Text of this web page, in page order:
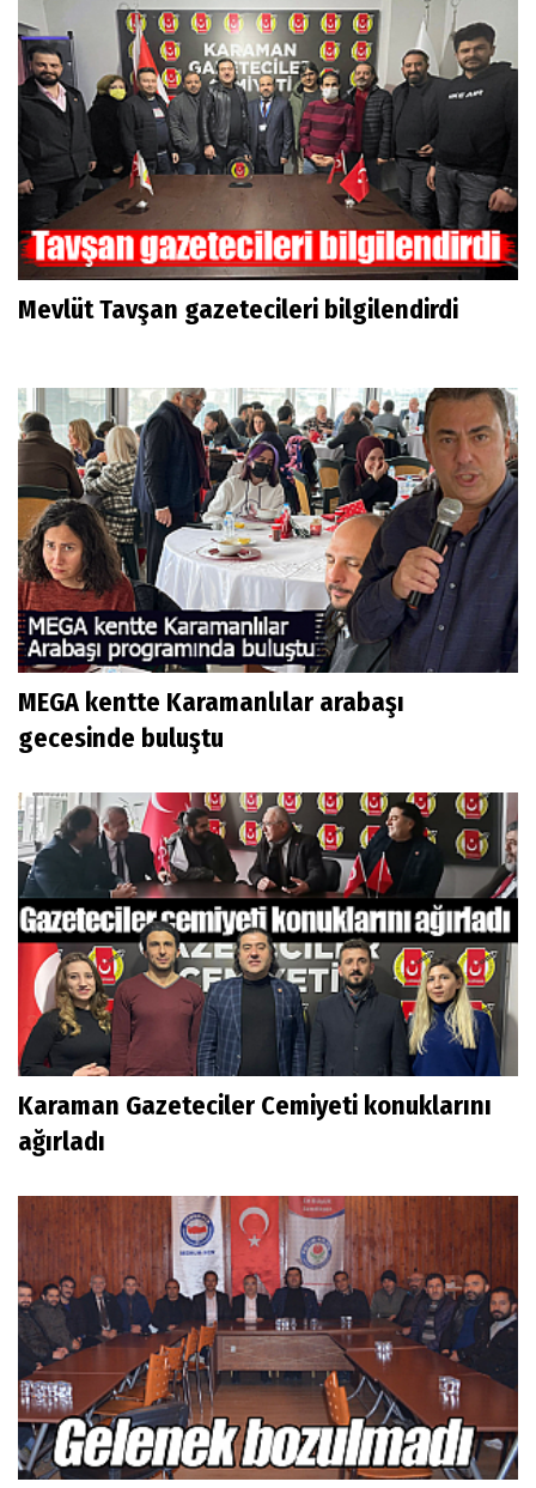
Mevlüt Tavşan gazetecileri bilgilendirdi
MEGA kentte Karamanlılar arabaşı
gecesinde buluştu
Karaman Gazeteciler Cemiyeti konuklarını
ağırladı